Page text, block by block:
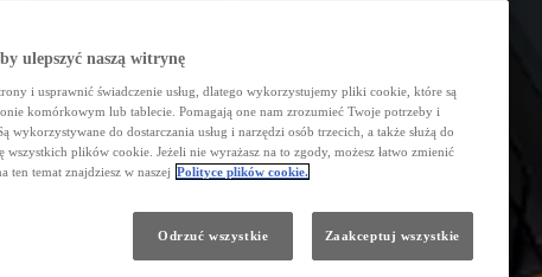
ulepszyć naszą witrynę
i usprawnić świadczenie usług, dlatego wykorzystujemy pliki cookie, które są
komórkowym lub tablecie. Pomagają one nam zrozumieć Twoje potrzeby i
wykorzystywane do dostarczania usług i narzędzi osób trzecich, a także służą do
plików cookie. Jeżeli nie wyrażasz na to zgody, możesz łatwo zmienić
ten temat znajdziesz w naszej Polityce plików cookie.
Odrzuć wszystkie Zaakceptuj wszystkie